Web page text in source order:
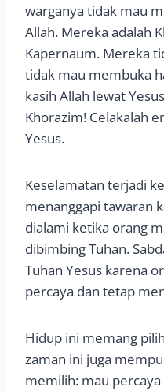
warganya tidak mau
Allah. Mereka adalah
Kapernaum. Mereka
tidak mau membuka
kasih Allah lewat
Khorazim! Celakalah
Yesus.
Keselamatan terjadi
menanggapi tawaran
dialami ketika orang
dibimbing Tuhan.
Tuhan Yesus karena
percaya dan tetap
Hidup ini memang
zaman ini juga
memilih: mau